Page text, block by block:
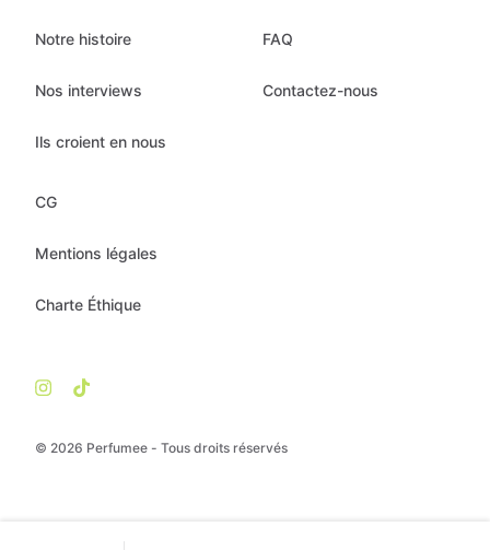
© 2026 Perfumee - Tous droits réservés
Notre histoire
Nos interviews
Ils croient en nous
FAQ
Contactez-nous
CG
Mentions légales
Charte Éthique